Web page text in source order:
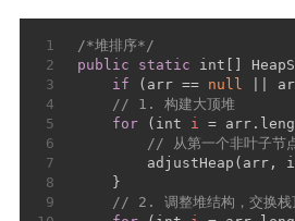
1
2
3
4
5
6
7
8
9
/*堆排序*/
public
static int []
if (arr == null ||
// 1. 构建大顶堆
for ( int i =
// 从第一个非叶子节
adjustHeap(arr,
    }
// 2. 调整堆结构，交换栈